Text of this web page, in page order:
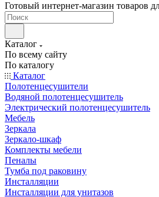
Готовый интернет-магазин товаров
Каталог
По всему сайту
По каталогу
Каталог
Полотенцесушители
Водяной полотенцесушитель
Электрический полотенцесушитель
Мебель
Зеркала
Зеркало-шкаф
Комплекты мебели
Пеналы
Тумба под раковину
Инсталляции
Инсталляции для унитазов